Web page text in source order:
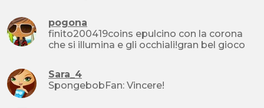
pogona
finito200419coins epulcino con la corona
che si illumina e gli occhiali!gran bel gioco
Sara_4
SpongebobFan: Vincere!